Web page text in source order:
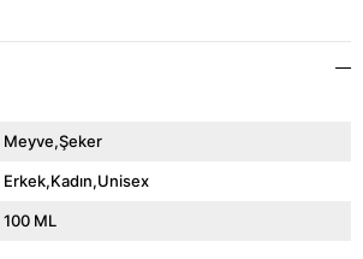
Meyve,Şeker
Erkek,Kadın,Unisex
100 ML